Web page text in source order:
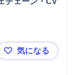
【宇都宮市
気になる